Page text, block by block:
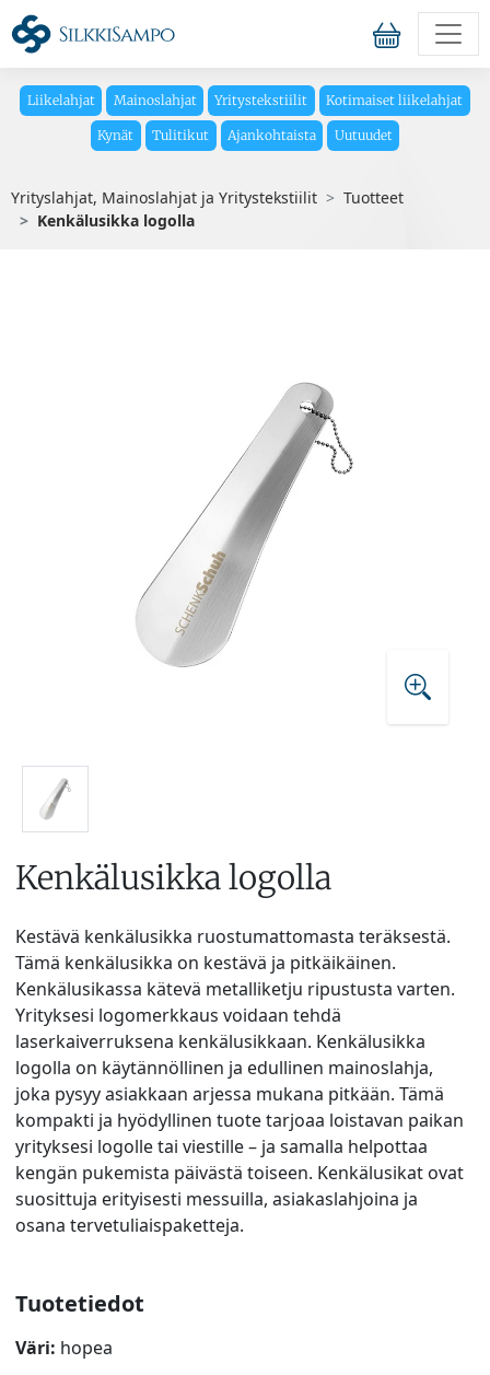
Liikelahjat Mainoslahjat Yritystekstiilit Kotimaiset liikelahjat
Kynät Tulitikut Ajankohtaista Uutuudet
Yrityslahjat, Mainoslahjat ja Yritystekstiilit
Tuotteet
Kenkälusikka logolla
Kenkälusikka logolla
Kestävä kenkälusikka ruostumattomasta teräksestä.
Tämä kenkälusikka on kestävä ja pitkäikäinen.
Kenkälusikassa kätevä metalliketju ripustusta varten.
Yrityksesi logomerkkaus voidaan tehdä
laserkaiverruksena kenkälusikkaan. Kenkälusikka
logolla on käytännöllinen ja edullinen mainoslahja,
joka pysyy asiakkaan arjessa mukana pitkään. Tämä
kompakti ja hyödyllinen tuote tarjoaa loistavan paikan
yrityksesi logolle tai viestille – ja samalla helpottaa
kengän pukemista päivästä toiseen. Kenkälusikat ovat
suosittuja erityisesti messuilla, asiakaslahjoina ja
osana tervetuliaispaketteja.
Tuotetiedot
Väri: hopea